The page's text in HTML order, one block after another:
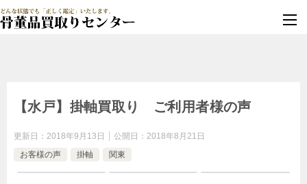
【水戸】掛軸買取り ご利用者様の声
更新日： 2018年9月13日 公開日： 2018年8月21日
お客様の声
掛軸 関東